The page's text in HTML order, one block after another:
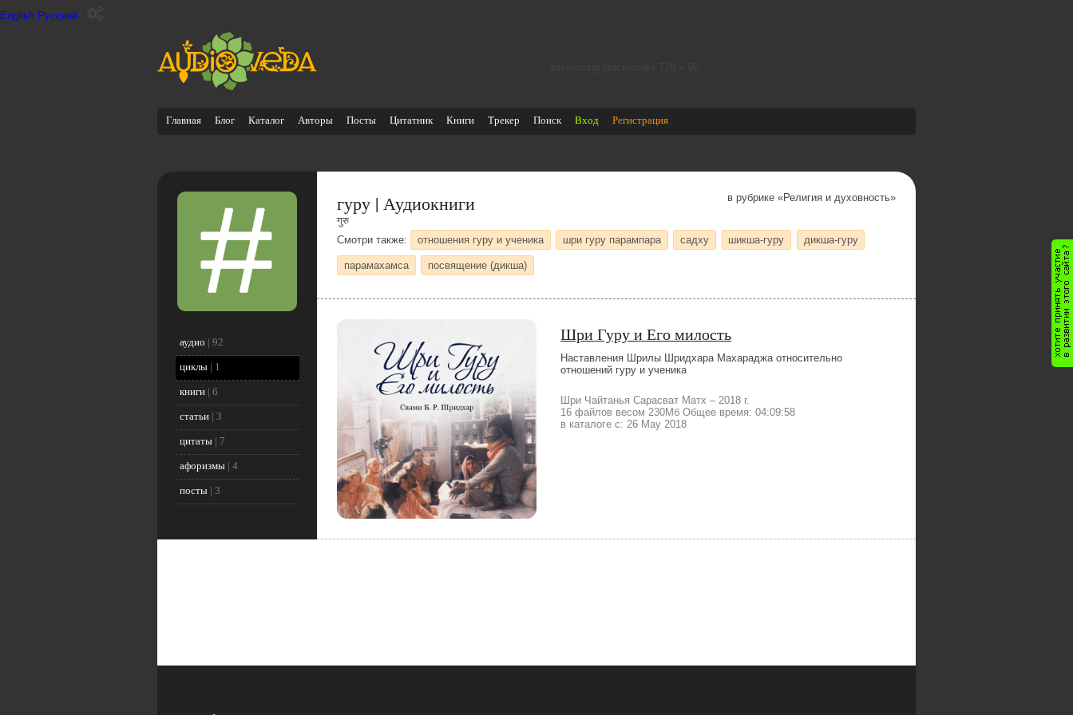
English Русский
Главная Блог Каталог Авторы Посты Цитатник Книги Трекер Поиск Вход Регистрация
аудио | 92
циклы| 1
книги| 6
статьи| 3
цитаты| 7
афоризмы| 4
посты| 3
гуру | Аудиокниги
गुरु
в рубрике «Религия и духовность»
Смотри также: отношения гуру и ученика шри гуру парампара садху шикша-гуру дикша-гуру
парамахамса посвящение (дикша)
Шри Гуру и Его милость
Наставления Шрилы Шридхара Махараджа относительно
отношений гуру и ученика
Шри Чайтанья Сарасват Матх – 2018 г.
16 файлов весом 230Мб Общее время: 04:09:58
в каталоге с: 26 May 2018